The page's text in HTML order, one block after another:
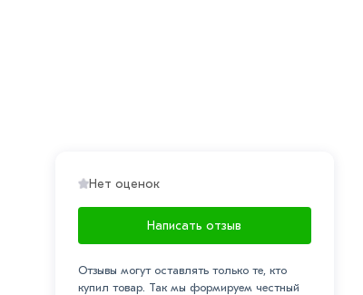
Нет оценок
Написать отзыв
Отзывы могут оставлять только те, кто
купил товар. Так мы формируем честный